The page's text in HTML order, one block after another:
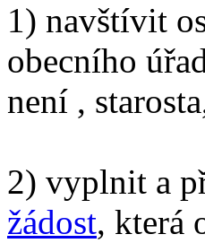
1) navštívit
obecního
není ,
2) vyplnit a
žádost, která